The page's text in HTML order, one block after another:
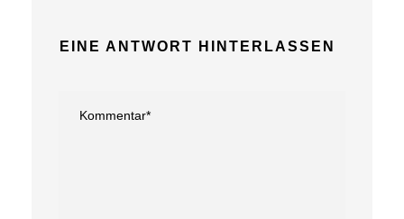
EINE ANTWORT HINTERLASSEN